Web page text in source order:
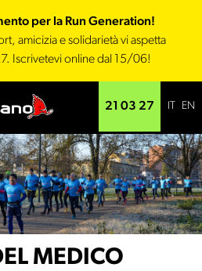
per la Run Generation!
amicizia e solidarietà vi aspetta
Iscrivetevi online dal 15/06!
21 03 27 EN
MEDICO